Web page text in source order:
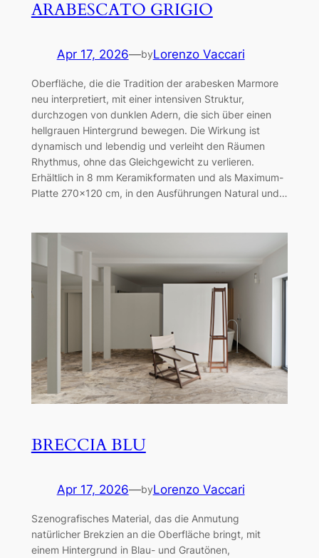
ARABESCATO GRIGIO
Apr 17, 2026—byLorenzo Vaccari
Oberfläche, die die Tradition der arabesken Marmore
neu interpretiert, mit einer intensiven Struktur,
durchzogen von dunklen Adern, die sich über einen
hellgrauen Hintergrund bewegen. Die Wirkung ist
dynamisch und lebendig und verleiht den Räumen
Rhythmus, ohne das Gleichgewicht zu verlieren.
Erhältlich in 8 mm Keramikformaten und als Maximum-
Platte 270×120 cm, in den Ausführungen Natural und…
BRECCIA BLU
Apr 17, 2026—byLorenzo Vaccari
Szenografisches Material, das die Anmutung
natürlicher Brekzien an die Oberfläche bringt, mit
einem Hintergrund in Blau- und Grautönen,